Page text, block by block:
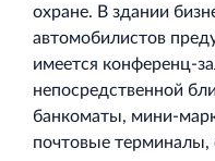
охране. В здании
автомобилистов
имеется конференц-
непосредственной
банкоматы, мини-
почтовые терминалы,